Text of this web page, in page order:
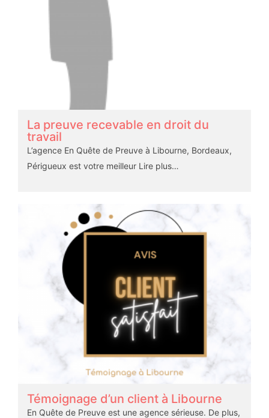
La preuve recevable en droit du
travail
L’agence En Quête de Preuve à Libourne, Bordeaux,
Périgueux est votre meilleur Lire plus…
Témoignage d’un client à Libourne
En Quête de Preuve est une agence sérieuse. De plus,